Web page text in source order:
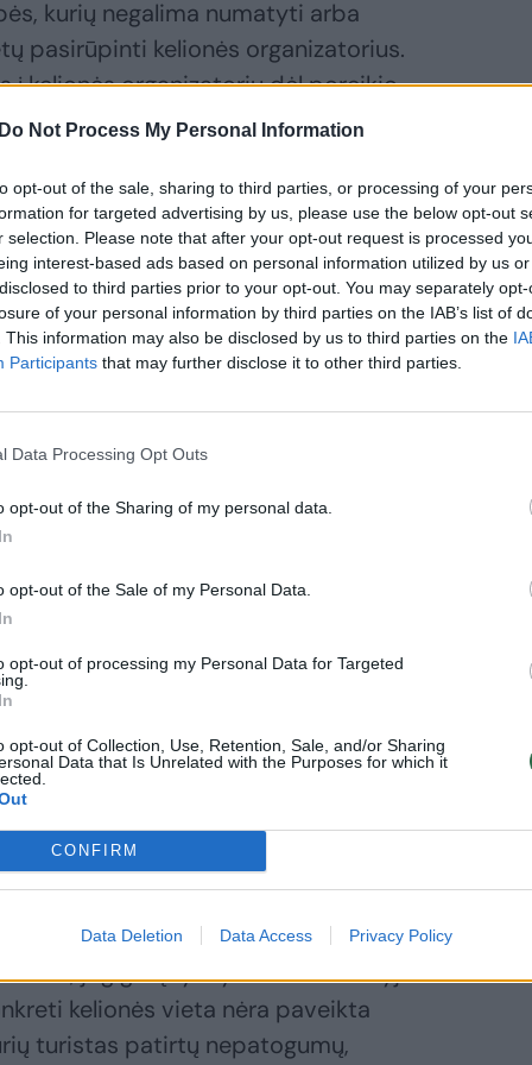
Do Not Process My Personal Information
opt-out of the sale, sharing to third parties, or processing of your
for targeted advertising by us, please use the below opt-out
selection. Please note that after your opt-out request is processed
interest-based ads based on personal information utilized by us
to third parties prior to your opt-out. You may separately
of your personal information by third parties on the IAB’s list of
This information may also be disclosed by us to third parties on the
Participants that may further disclose it to other third parties.
Data Processing Opt Outs
opt-out of the Sharing of my personal data.
opt-out of the Sale of my Personal Data.
opt-out of processing my Personal Data for Targeted
opt-out of Collection, Use, Retention, Sale, and/or Sharing
Data that Is Unrelated with the Purposes for which it
CONFIRM
Data Deletion Data Access Privacy Policy
kurių negalima numatyti arba
pasirūpinti kelionės organizatorius.
į kelionės organizatorių dėl poreikio
namo anksčiau, nei numatyta
planuojate vykti artimiausiu metu,
organizatoriumi dėl būsimos konkrečios
kaip
kaip
jog gali įvykdyti visus sutartyje
kelionės vieta nėra paveikta
turistas patirtų nepatogumų,